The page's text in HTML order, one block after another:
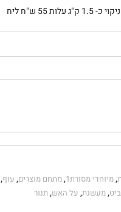
55 ש"ח ליח
,מיוחדי מסורת1 ,מתחם מוצרים, עוף,
,מעשנת, על האש, תנור